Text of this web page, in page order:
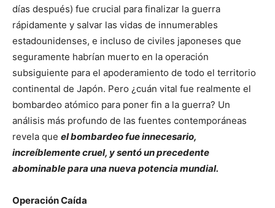
días después) fue crucial para finalizar la guerra
rápidamente y salvar las vidas de innumerables
estadounidenses, e incluso de civiles japoneses que
seguramente habrían muerto en la operación
subsiguiente para el apoderamiento de todo el territorio
continental de Japón. Pero ¿cuán vital fue realmente el
bombardeo atómico para poner fin a la guerra? Un
análisis más profundo de las fuentes contemporáneas
revela que el bombardeo fue innecesario,
increíblemente cruel, y sentó un precedente
abominable para una nueva potencia mundial.
Operación Caída